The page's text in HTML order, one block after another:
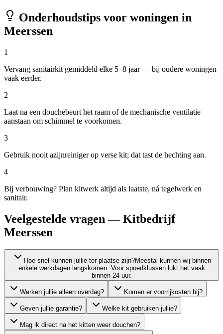
Onderhoudstips voor woningen in
Meerssen
1
Vervang sanitairkit gemiddeld elke 5–8 jaar — bij oudere woningen
vaak eerder.
2
Laat na een douchebeurt het raam of de mechanische ventilatie
aanstaan om schimmel te voorkomen.
3
Gebruik nooit azijnreiniger op verse kit; dat tast de hechting aan.
4
Bij verbouwing? Plan kitwerk altijd als laatste, ná tegelwerk en
sanitair.
Veelgestelde vragen — Kitbedrijf
Meerssen
Hoe snel kunnen jullie ter plaatse zijn?Meestal kunnen wij binnen
enkele werkdagen langskomen. Voor spoedklussen lukt het vaak
binnen 24 uur.
Werken jullie alleen overdag? Komen er voorrijkosten bij?
Geven jullie garantie? Welke kit gebruiken jullie?
Mag ik direct na het kitten weer douchen?